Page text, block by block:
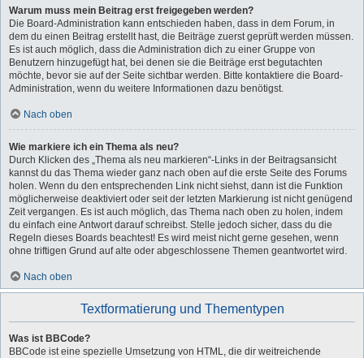
Warum muss mein Beitrag erst freigegeben werden?
Die Board-Administration kann entschieden haben, dass in dem Forum, in
dem du einen Beitrag erstellt hast, die Beiträge zuerst geprüft werden müssen.
Es ist auch möglich, dass die Administration dich zu einer Gruppe von
Benutzern hinzugefügt hat, bei denen sie die Beiträge erst begutachten
möchte, bevor sie auf der Seite sichtbar werden. Bitte kontaktiere die Board-
Administration, wenn du weitere Informationen dazu benötigst.
Nach oben
Wie markiere ich ein Thema als neu?
Durch Klicken des „Thema als neu markieren“-Links in der Beitragsansicht
kannst du das Thema wieder ganz nach oben auf die erste Seite des Forums
holen. Wenn du den entsprechenden Link nicht siehst, dann ist die Funktion
möglicherweise deaktiviert oder seit der letzten Markierung ist nicht genügend
Zeit vergangen. Es ist auch möglich, das Thema nach oben zu holen, indem
du einfach eine Antwort darauf schreibst. Stelle jedoch sicher, dass du die
Regeln dieses Boards beachtest! Es wird meist nicht gerne gesehen, wenn
ohne triftigen Grund auf alte oder abgeschlossene Themen geantwortet wird.
Nach oben
Textformatierung und Thementypen
Was ist BBCode?
BBCode ist eine spezielle Umsetzung von HTML, die dir weitreichende